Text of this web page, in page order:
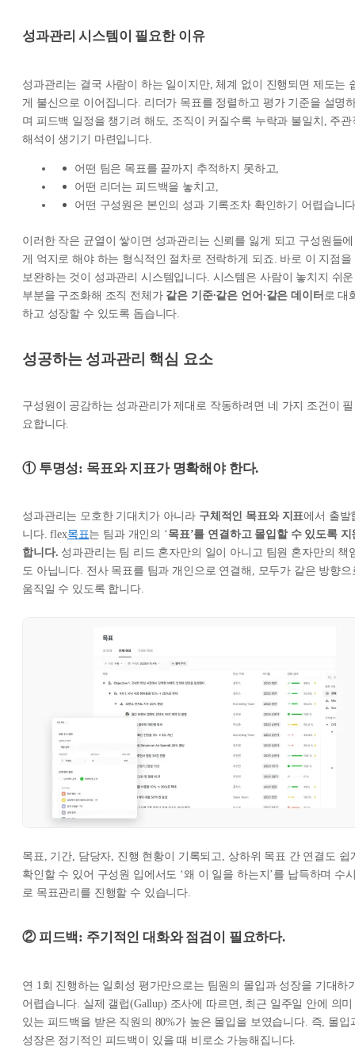
성과관리 시스템이 필요한 이유
성과관리는 결국 사람이 하는 일이지만, 체계 없이 진행되면 제도는
게 불신으로 이어집니다. 리더가 목표를 정렬하고 평가 기준을 설명
며 피드백 일정을 챙기려 해도, 조직이 커질수록 누락과 불일치, 주관
해석이 생기기 마련입니다.
어떤 팀은 목표를 끝까지 추적하지 못하고,
어떤 리더는 피드백을 놓치고,
어떤 구성원은 본인의 성과 기록조차 확인하기 어렵습니
이러한 작은 균열이 쌓이면 성과관리는 신뢰를 잃게 되고 구성원들에
게 억지로 해야 하는 형식적인 절차로 전락하게 되죠. 바로 이 지점을
보완하는 것이 성과관리 시스템입니다. 시스템은 사람이 놓치지 쉬운
부분을 구조화해 조직 전체가 같은 기준∙같은 언어∙같은 데이터 로 대
하고 성장할 수 있도록 돕습니다.
성공하는 성과관리 핵심 요소
구성원이 공감하는 성과관리가 제대로 작동하려면 네 가지 조건이 필
요합니다.
① 투명성: 목표와 지표가 명확해야 한다.
성과관리는 모호한 기대치가 아니라 구체적인 목표와 지표에서 출발
니다. flex목표는 팀과 개인의 ‘목표’를 연결하고 몰입할 수 있도록 지
합니다. 성과관리는 팀 리드 혼자만의 일이 아니고 팀원 혼자만의 책
도 아닙니다. 전사 목표를 팀과 개인으로 연결해, 모두가 같은 방향으
움직일 수 있도록 합니다.
목표, 기간, 담당자, 진행 현황이 기록되고, 상하위 목표 간 연결도 쉽
확인할 수 있어 구성원 입에서도 ‘왜 이 일을 하는지’를 납득하며 수
로 목표관리를 진행할 수 있습니다.
② 피드백: 주기적인 대화와 점검이 필요하다.
연 1회 진행하는 일회성 평가만으로는 팀원의 몰입과 성장을 기대하
어렵습니다. 실제 갤럽(Gallup) 조사에 따르면, 최근 일주일 안에 의미
있는 피드백을 받은 직원의 80%가 높은 몰입을 보였습니다. 즉, 몰입
성장은 정기적인 피드백이 있을 때 비로소 가능해집니다.